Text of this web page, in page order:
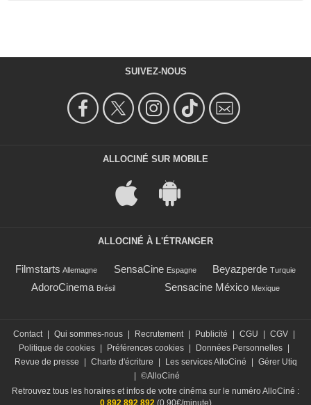
SUIVEZ-NOUS
ALLOCINÉ SUR MOBILE
ALLOCINÉ À L'ÉTRANGER
Filmstarts Allemagne SensaCine Espagne Beyazperde Turquie
AdoroCinema Brésil Sensacine México Mexique
Contact Qui sommes-nous Recrutement Publicité CGU CGV
Politique de cookies
Préférences cookies Données Personnelles
Revue de presse
Charte d'écriture Les services AlloCiné
Gérer Utiq
©AlloCiné
Retrouvez tous les horaires et infos de votre cinéma sur le numéro AlloCiné :